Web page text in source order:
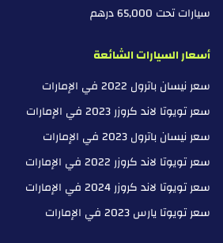
سيارات تحت 65,000 درهم
أسعار السيارات الشائعة
سعر نيسان باترول 2022 في الإمارات
سعر تويوتا لاند كروزر 2023 في الإمارات
سعر نيسان باترول 2023 في الإمارات
سعر تويوتا لاند كروزر 2022 في الإمارات
سعر تويوتا لاند كروزر 2024 في الإمارات
سعر تويوتا يارس 2023 في الإمارات